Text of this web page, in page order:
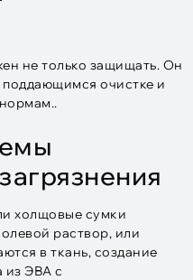
не только защищать. Он
очистке и
холщовые сумки
раствор, или
в ткань, создание
из ЭВА с